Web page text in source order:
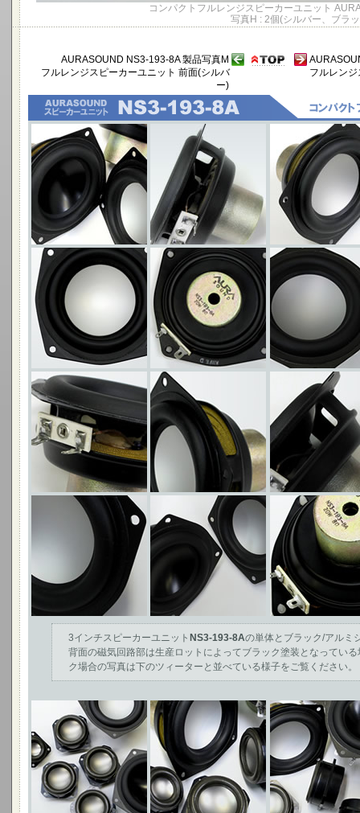
コンパクトフルレンジスピーカーユニット
写真H : 2個(シルバー、ブラ
AURASOUND NS3-193-8A 製品写真M
フルレンジスピーカーユニット 前面(シルバ
ー)
フルレン
3インチスピーカーユニット NS3-193-8Aの単体とブラック/アルミ
背面の磁気回路部は生産ロットによってブラック塗装となってい
ク場合の写真は下のツィーターと並べている様子をご覧ください。